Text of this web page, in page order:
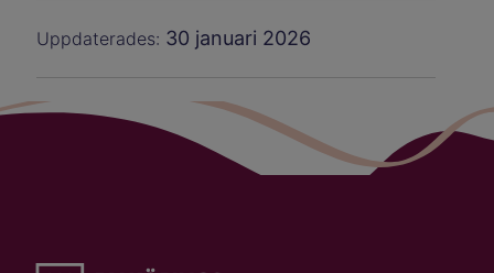
Uppdaterades: 30 januari 2026